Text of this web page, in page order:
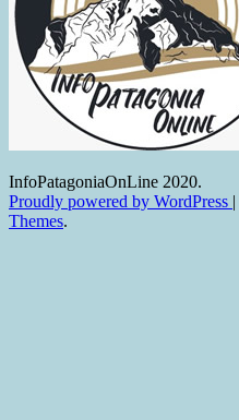
InfoPatagoniaOnLine 2020.
Proudly powered by WordPress |
Themes.